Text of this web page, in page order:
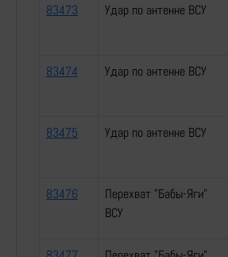
83473 Удар по антенне ВСУ
83474 Удар по антенне ВСУ
83475 Удар по антенне ВСУ
83476
Перехват "Бабы-Яги"
ВСУ